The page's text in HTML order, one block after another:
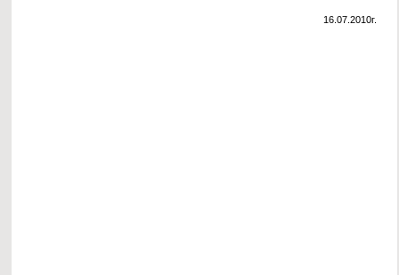
16.07.2010г.